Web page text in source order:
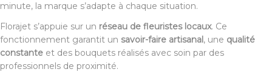
minute, la marque s’adapte à chaque situation.
Florajet s’appuie sur un réseau de fleuristes locaux. Ce
fonctionnement garantit un savoir-faire artisanal , une qualité
constante et des bouquets réalisés avec soin par des
professionnels de proximité.